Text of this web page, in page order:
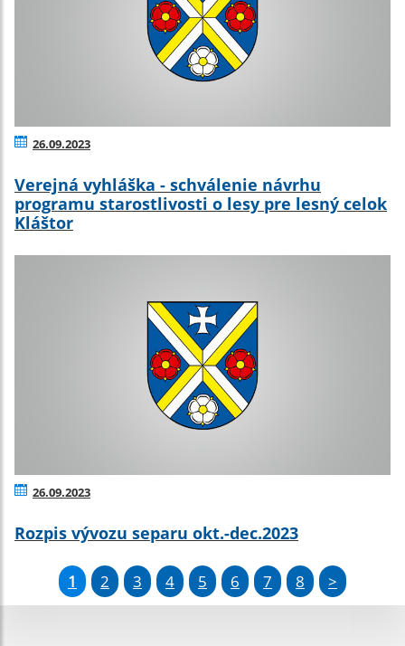
26.09.2023
Verejná vyhláška - schválenie návrhu
programu starostlivosti o lesy pre lesný celok
Kláštor
26.09.2023
Rozpis vývozu separu okt.-dec.2023
1 2 3 4 5 6 7 8 >